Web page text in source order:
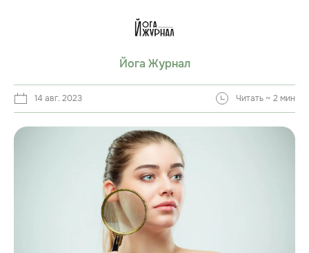
Йога Журнал
14 авг. 2023 Читать ~ 2 мин